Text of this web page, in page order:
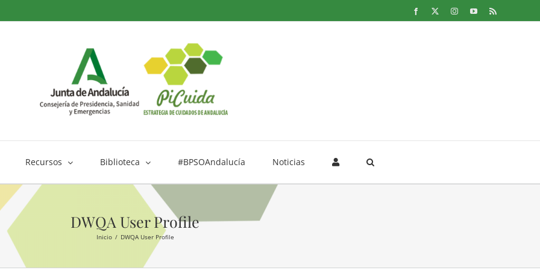
Facebook InstagramYouTubeRss
Recursos Biblioteca #BPSOAndalucía Noticias
DWQA User Profile
Inicio DWQA User Profile